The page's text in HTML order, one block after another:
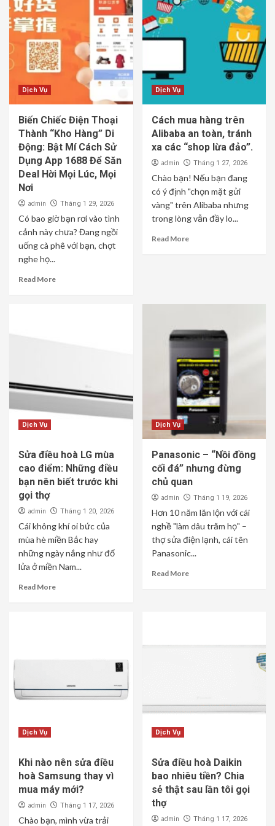
Dịch Vụ
Biến Chiếc Điện Thoại
Thành “Kho Hàng” Di
Động: Bật Mí Cách Sử
Dụng App 1688 Để Săn
Deal Hời Mọi Lúc, Mọi
Nơi
admin Tháng 1 29, 2026
Có bao giờ bạn rơi vào tình
cảnh này chưa? Đang ngồi
uống cà phê với bạn, chợt
nghe họ...
Read More
Dịch Vụ
Cách mua hàng trên
Alibaba an toàn, tránh
xa các “shop lừa đảo”.
admin Tháng 1 27, 2026
Chào bạn! Nếu bạn đang
có ý định "chọn mặt gửi
vàng" trên Alibaba nhưng
trong lòng vẫn đầy lo...
Read More
Dịch Vụ
Sửa điều hoà LG mùa
cao điểm: Những điều
bạn nên biết trước khi
gọi thợ
admin Tháng 1 20, 2026
Cái không khí oi bức của
mùa hè miền Bắc hay
những ngày nắng như đổ
lửa ở miền Nam...
Read More
Dịch Vụ
Panasonic – “Nồi đồng
cối đá” nhưng đừng
chủ quan
admin Tháng 1 19, 2026
Hơn 10 năm lăn lộn với cái
nghề "làm dâu trăm họ" –
thợ sửa điện lạnh, cái tên
Panasonic...
Read More
Dịch Vụ
Khi nào nên sửa điều
hoà Samsung thay vì
mua máy mới?
admin Tháng 1 17, 2026
Chào bạn, mình vừa trải
Dịch Vụ
Sửa điều hoà Daikin
bao nhiêu tiền? Chia
sẻ thật sau lần tôi gọi
thợ
admin Tháng 1 17, 2026